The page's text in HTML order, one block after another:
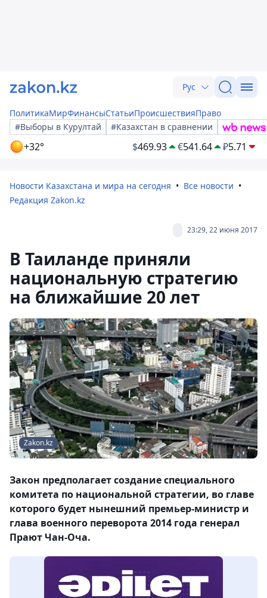
Рус
ПолитикаМирФинансыСтатьиПроисшествияПраво
#Выборы в Курултай
#Казахстан в сравнении
+32° $469.93 €541.64 ₽5.71
Новости Казахстана и мира на сегодня
Все новости
Редакция Zakon.kz
23:29, 22 июня 2017
В Таиланде приняли
национальную стратегию
на ближайшие 20 лет
Zakon.kz
Закон предполагает создание специального
комитета по национальной стратегии, во главе
которого будет нынешний премьер-министр и
глава военного переворота 2014 года генерал
Прают Чан-Оча.